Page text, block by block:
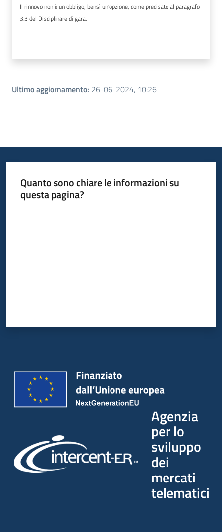
Il rinnovo non è un obbligo, bensì un’opzione, come precisato al paragrafo
3.3 del Disciplinare di gara.
Ultimo aggiornamento: 26-06-2024, 10:26
Quanto sono chiare le informazioni su
questa pagina?
Agenzia
per lo
sviluppo
dei
mercati
telematici